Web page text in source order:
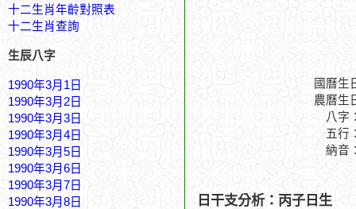
十二生肖年齡對照表
十二生肖查詢
生辰八字
1990年3月1日
1990年3月2日
1990年3月3日
1990年3月4日
1990年3月5日
1990年3月6日
1990年3月7日
1990年3月8日
國曆生
農曆生
八字
五行
納音
日干支分析：丙子日生